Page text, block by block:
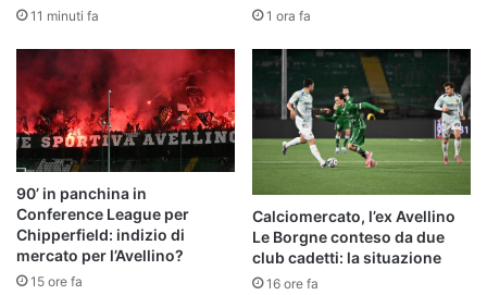
11 minuti fa 1 ora fa
90’ in panchina in
Conference League per
Chipperfield: indizio di
mercato per l’Avellino?
15 ore fa
Calciomercato, l’ex Avellino
Le Borgne conteso da due
club cadetti: la situazione
16 ore fa